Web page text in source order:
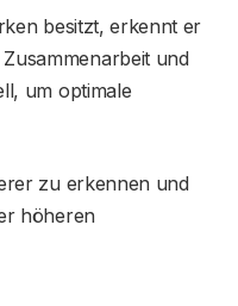
besitzt, erkennt er
und
um optimale
zu erkennen und
höheren